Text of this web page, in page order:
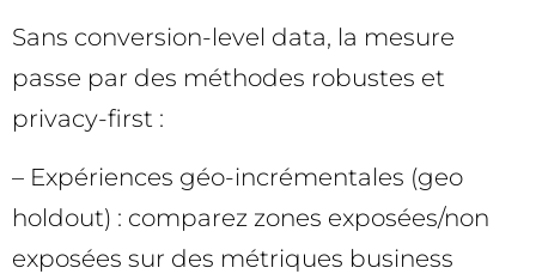
Sans conversion-level data, la mesure
passe par des méthodes robustes et
privacy-first :
– Expériences géo-incrémentales (geo
holdout) : comparez zones exposées/non
exposées sur des métriques business